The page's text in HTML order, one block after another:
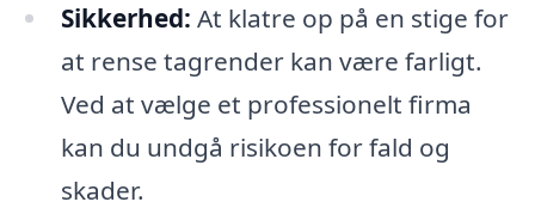
Sikkerhed: At klatre op på en stige for
at rense tagrender kan være farligt.
Ved at vælge et professionelt firma
kan du undgå risikoen for fald og
skader.